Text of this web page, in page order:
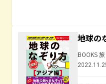
地球
BOOKS